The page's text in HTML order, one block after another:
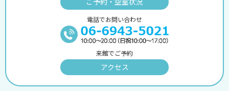
電話でお問い合わせ
来館でご予約
アクセス